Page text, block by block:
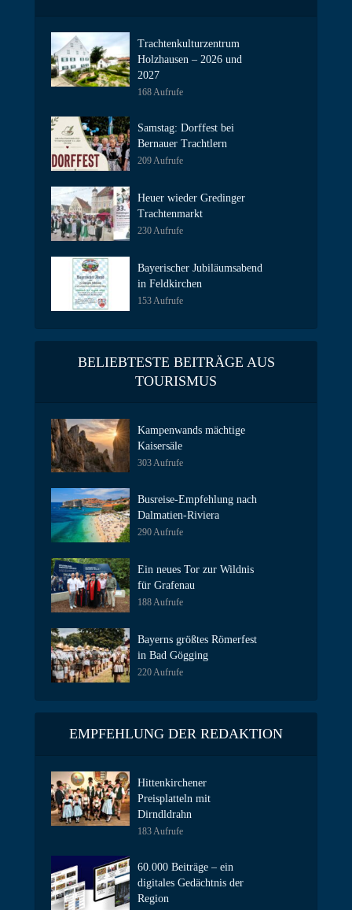
Trachtenkulturzentrum
Holzhausen – 2026 und
2027
168 Aufrufe
Samstag: Dorffest bei
Bernauer Trachtlern
209 Aufrufe
Heuer wieder Gredinger
Trachtenmarkt
230 Aufrufe
Bayerischer Jubiläumsabend
in Feldkirchen
153 Aufrufe
BELIEBTESTE BEITRÄGE AUS
TOURISMUS
Kampenwands mächtige
Kaisersäle
303 Aufrufe
Busreise-Empfehlung nach
Dalmatien-Riviera
290 Aufrufe
Ein neues Tor zur Wildnis
für Grafenau
188 Aufrufe
Bayerns größtes Römerfest
in Bad Gögging
220 Aufrufe
EMPFEHLUNG DER REDAKTION
Hittenkirchener
Preisplatteln mit
Dirndldrahn
183 Aufrufe
60.000 Beiträge – ein
digitales Gedächtnis der
Region